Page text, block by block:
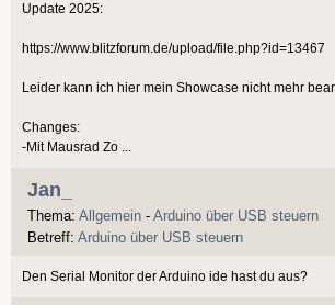
Update 2025:
https://www.blitzforum.de/upload/file.php?id=13467
Leider kann ich hier mein Showcase nicht mehr
Changes:
-Mit Mausrad Zo ...
Jan_
Thema: Allgemein - Arduino über USB steuern
Betreff: Arduino über USB steuern
Den Serial Monitor der Arduino ide hast du aus?